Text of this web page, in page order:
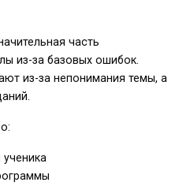
часть
из-за базовых ошибок.
из-за непонимания темы, а